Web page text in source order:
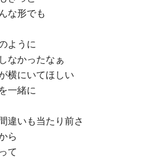
な形でも
ように
なかったなぁ
横にいてほしい
一緒に
いも当たり前さ
ら
て